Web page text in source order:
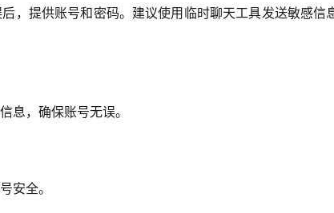
，提供账号和密码。建议使用临时聊天工具发送敏感信
息，确保账号无误。
安全。